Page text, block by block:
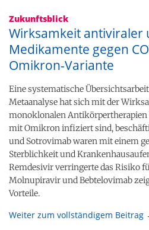
Zukunftsblick
Wirksamkeit
Medikamente gegen
Omikron-Variante
Eine systematische
Metaanalyse hat sich mit der
monoklonalen Antikörpertherapien
mit Omikron infiziert sind,
und Sotrovimab waren mit einem
Sterblichkeit und
Remdesivir verringerte das Risiko
Molnupiravir und Bebtelovimab
Vorteile.
Weiter zum vollständigem Beitrag